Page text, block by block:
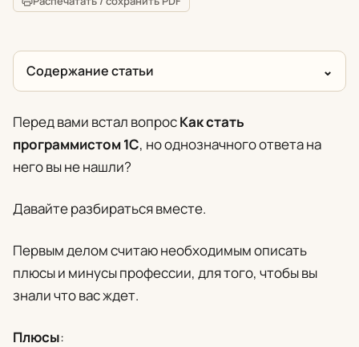
Содержание статьи
Перед вами встал вопросКак стать
программистом 1С, но однозначного ответа на
него вы не нашли?
Давайте разбираться вместе.
Первым делом считаю необходимым описать
плюсы и минусы профессии, для того, чтобы вы
знали что вас ждет.
Плюсы: